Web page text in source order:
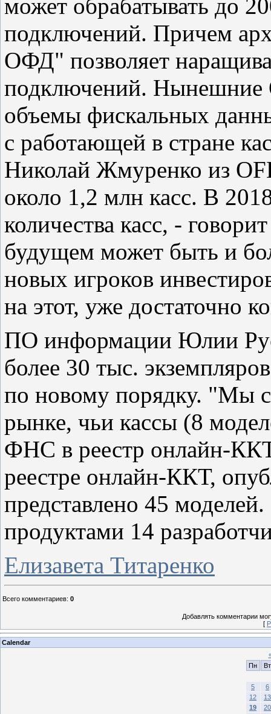
может обрабатывать до
подключений. Причем
ОФД" позволяет
подключений. Нынешние
объемы фискальных
с работающей в стране
Николай Жмуренко из
около 1,2 млн касс. В
количества касс, -
будущем может быть и
новых игроков
на этот, уже достаточно
ПО информации Юлии
более 30 тыс.
по новому порядку. "Мы
рынке, чьи кассы (8
ФНС в реестр онлайн-
реестре онлайн-ККТ,
представлено 45
продуктами 14
Елизавета Титаренко
Всего комментариев: 0
Добавлять комментарии
[
Calendar
Пн
Вт
5
6
12
13
19
20